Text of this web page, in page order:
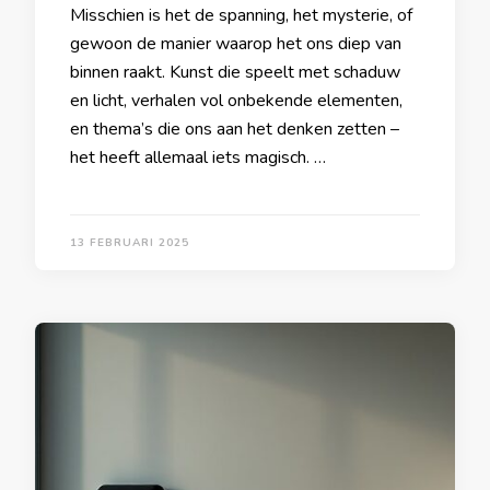
Misschien is het de spanning, het mysterie, of
gewoon de manier waarop het ons diep van
binnen raakt. Kunst die speelt met schaduw
en licht, verhalen vol onbekende elementen,
en thema’s die ons aan het denken zetten –
het heeft allemaal iets magisch. …
13 FEBRUARI 2025